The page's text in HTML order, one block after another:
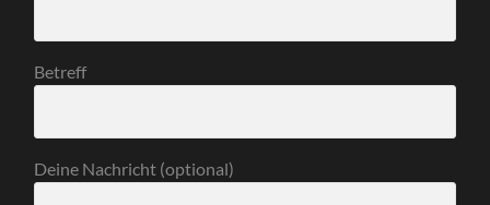
Betreff
Deine Nachricht (optional)